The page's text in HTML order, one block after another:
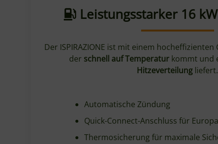
Der ISPIRAZIONE ist mit einem
schnell auf Temperaturkommt und
Hitzeverteilungliefert.
Thermosicherung für maximale